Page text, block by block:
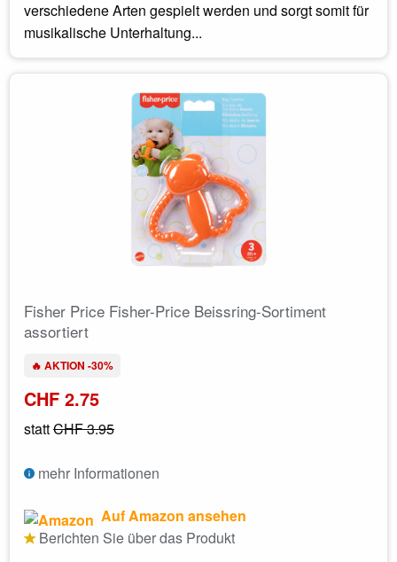
verschiedene Arten gespielt werden und sorgt somit für
musikalische Unterhaltung...
Fisher Price Fisher-Price Beissring-Sortiment
assortiert
🔥 AKTION -30%
CHF 2.75
stattCHF 3.95
mehr Informationen
Auf Amazon ansehen
Berichten Sie über das Produkt